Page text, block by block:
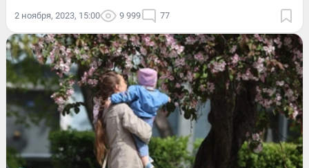
2 ноября, 2023, 15:00 9 999 77